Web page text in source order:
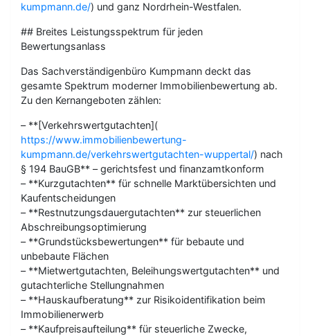
kumpmann.de/) und ganz Nordrhein-Westfalen.
## Breites Leistungsspektrum für jeden
Bewertungsanlass
Das Sachverständigenbüro Kumpmann deckt das
gesamte Spektrum moderner Immobilienbewertung ab.
Zu den Kernangeboten zählen:
– **[Verkehrswertgutachten](
https://www.immobilienbewertung-
kumpmann.de/verkehrswertgutachten-wuppertal/) nach
§ 194 BauGB** – gerichtsfest und finanzamtkonform
– **Kurzgutachten** für schnelle Marktübersichten und
Kaufentscheidungen
– **Restnutzungsdauergutachten** zur steuerlichen
Abschreibungsoptimierung
– **Grundstücksbewertungen** für bebaute und
unbebaute Flächen
– **Mietwertgutachten, Beleihungswertgutachten** und
gutachterliche Stellungnahmen
– **Hauskaufberatung** zur Risikoidentifikation beim
Immobilienerwerb
– **Kaufpreisaufteilung** für steuerliche Zwecke,